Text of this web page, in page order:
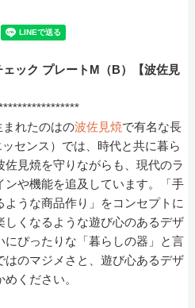
ック プレートM（B）【波佐見
まれたのはの波佐見焼で有名な長
センス）では、時代と共に暮ら
佐見焼を守りながらも、現代のラ
ンや機能を追及しています。「手
うな商品作り」をコンセプトに
くなるような遊び心のあるデザ
にぴったりな「暮らしの器」と言
はのマジメさと、遊び心あるデザ
ください。